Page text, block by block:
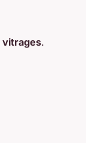
vitrages.